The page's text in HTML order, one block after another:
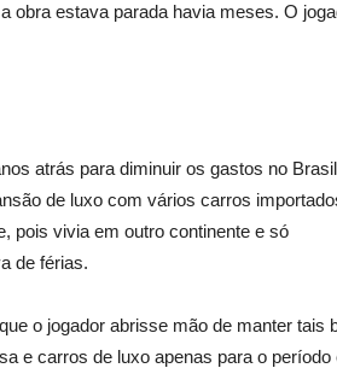
obra estava parada havia meses. O
atrás para diminuir os gastos no
de luxo com vários carros
pois vivia em outro continente e só
de férias.
o jogador abrisse mão de manter tais
e carros de luxo apenas para o período